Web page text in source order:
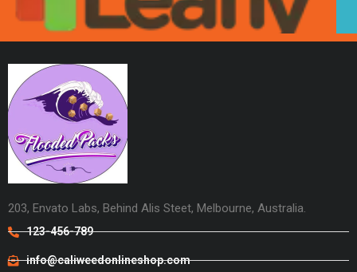
203, Envato Labs, Behind Alis Steet, Melbourne, Australia.
123-456-789
info@caliweedonlineshop.com